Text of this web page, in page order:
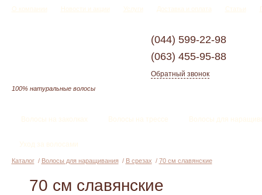
О компании Новости и акции Услуги Доставка и оплата Статьи
100% натуральные волосы
(044) 599-22-98
(063) 455-95-88
Обратный звонок
Волосы на заколках Волосы на трессе Волосы для
Уход за волосами
Каталог/ Волосы для наращивания/ В срезах / 70 см славянские
70 см славянские